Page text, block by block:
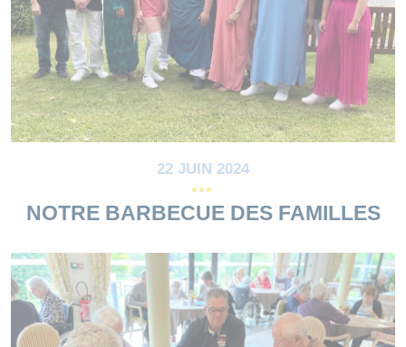
22 JUIN 2024
NOTRE BARBECUE DES FAMILLES